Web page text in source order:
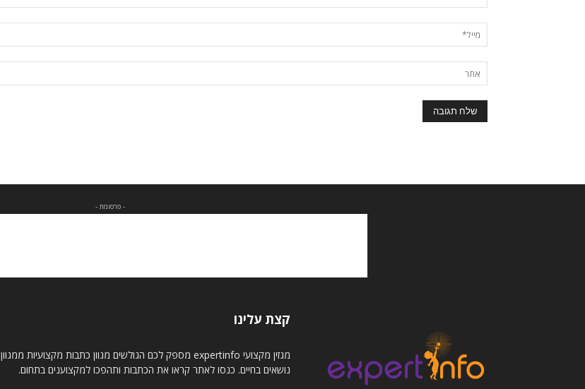
- פרסומת -
קצת עלינו
מגזין מקצועי expertinfo מספק לכם הגולשים מגוון כתבות מקצועיות ממגוון
נושאים בחיים. כנסו לאתר קראו את הכתבות ותהפכו למקצוענים בתחום.